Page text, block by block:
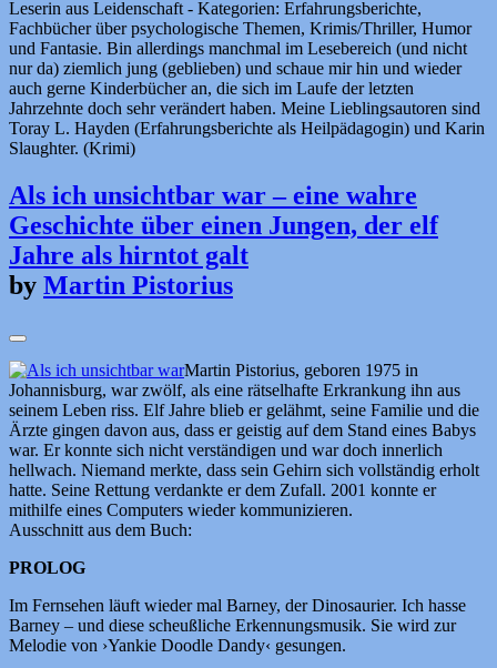
Leserin aus Leidenschaft - Kategorien: Erfahrungsberichte,
Fachbücher über psychologische Themen, Krimis/Thriller, Humor
und Fantasie. Bin allerdings manchmal im Lesebereich (und nicht
nur da) ziemlich jung (geblieben) und schaue mir hin und wieder
auch gerne Kinderbücher an, die sich im Laufe der letzten
Jahrzehnte doch sehr verändert haben. Meine Lieblingsautoren sind
Toray L. Hayden (Erfahrungsberichte als Heilpädagogin) und Karin
Slaughter. (Krimi)
Als ich unsichtbar war – eine wahre
Geschichte über einen Jungen, der elf
Jahre als hirntot galt
by Martin Pistorius
Martin Pistorius, geboren 1975 in
Johannisburg, war zwölf, als eine rätselhafte Erkrankung ihn aus
seinem Leben riss. Elf Jahre blieb er gelähmt, seine Familie und die
Ärzte gingen davon aus, dass er geistig auf dem Stand eines Babys
war. Er konnte sich nicht verständigen und war doch innerlich
hellwach. Niemand merkte, dass sein Gehirn sich vollständig erholt
hatte. Seine Rettung verdankte er dem Zufall. 2001 konnte er
mithilfe eines Computers wieder kommunizieren.
Ausschnitt aus dem Buch:
PROLOG
Im Fernsehen läuft wieder mal Barney, der Dinosaurier. Ich hasse
Barney – und diese scheußliche Erkennungsmusik. Sie wird zur
Melodie von ›Yankie Doodle Dandy‹ gesungen.